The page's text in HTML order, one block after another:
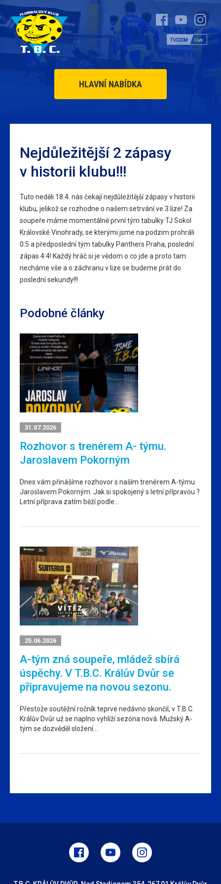
HLAVNÍ NABÍDKA
Nejdůležitější 2 zápasy
v historii klubu!!!
Tuto neděli 18.4. nás čekají nejdůležitější zápasy v historii
klubu, jelikož se rozhodne o našem setrvání ve 3.lize! Za
soupeře máme momentálně první tým tabulky TJ Sokol
Královské Vinohrady, se kterými jsme na podzim prohráli
0:5 a předposlední tým tabulky Panthers Praha, poslední
zápas 4:4! Každý hráč si je vědom o co jde a proto tam
necháme vše a o záchranu v lize se budeme prát do
poslední sekundy!!!
Podobné články
31.07.2026
Rozhovor s trenérem A- týmu.
Jaroslavem Pokorným
Dnes vám přinášíme rozhovor s naším trenérem A-týmu
Jaroslavem Pokorným. Jak si spokojený s letní přípravou ?
Letní příprava zatím běží podle…
25.06.2026
A-tým zná soupeře, mládež sbírá
úspěchy. V T.B.C. Králův Dvůr se
připravujeme na novou sezonu.
Přestože soutěžní ročník teprve nedávno skončil, v T.B.C.
Králův Dvůr už se naplno vyhlíží sezóna nová. Mužský A-
tým se dozvěděl složení…